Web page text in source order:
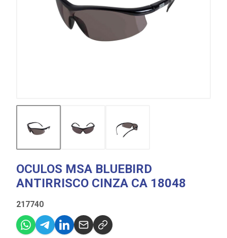
OCULOS MSA BLUEBIRD
ANTIRRISCO CINZA CA 18048
217740